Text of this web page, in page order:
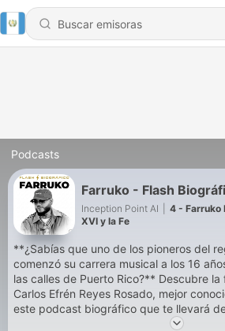
Podcasts
Farruko - Flash
Inception Point AI
4 - Farruko
XVI y la Fe
**¿Sabías que uno de los pioneros del
comenzó su carrera musical a los 16
las calles de Puerto Rico?** Descubre la fascinante historia de
Carlos Efrén Reyes Rosado, mejor
este podcast biográfico que te llevará
inicios en Bayamón hasta convertirse en